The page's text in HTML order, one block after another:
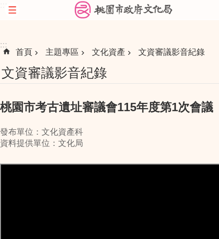
跳到主要內容區塊
:::
首頁 主題專區 文化資產 文資審議影音紀錄
文資審議影音紀錄
桃園市考古遺址審議會115年度第1次會議
發布單位：文化資產科
資料提供單位：文化局